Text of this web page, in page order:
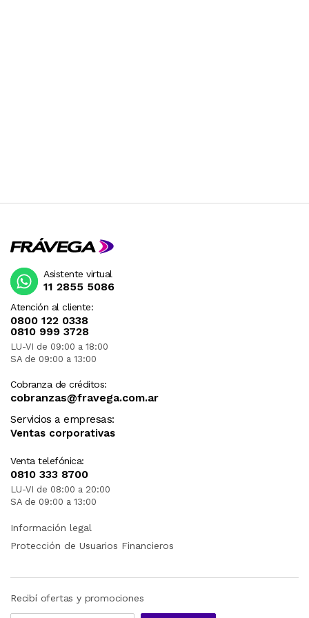
Atención al cliente:
0800 122 0338
0810 999 3728
LU-VI de 09:00 a 18:00
SA de 09:00 a 13:00
Cobranza de créditos:
cobranzas@fravega.com.ar
Servicios a empresas:
Ventas corporativas
Venta telefónica:
0810 333 8700
LU-VI de 08:00 a 20:00
SA de 09:00 a 13:00
Asistente virtual
11 2855 5086
Información legal
Protección de Usuarios Financieros
Recibí ofertas y promociones